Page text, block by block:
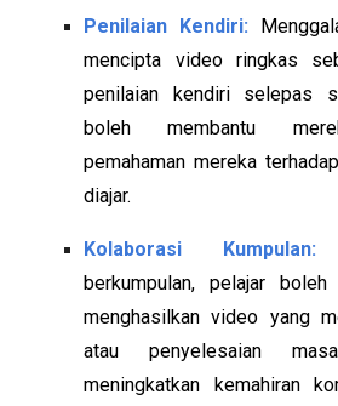
Penilaian Kendiri:
mencipta video ringkas
penilaian kendiri selepas
boleh membantu
pemahaman mereka
diajar.
Kolaborasi Kumpulan:
berkumpulan, pelajar
menghasilkan video yang
atau penyelesaian
meningkatkan kemahiran